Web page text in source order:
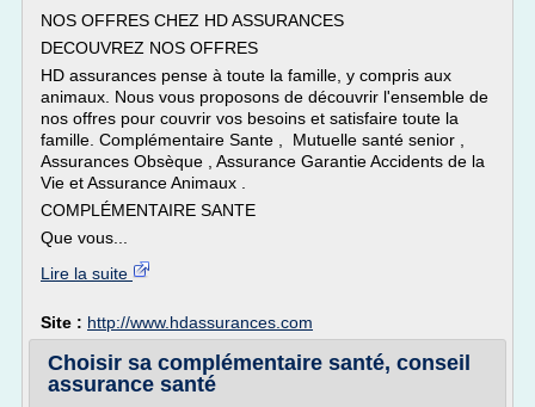
NOS OFFRES CHEZ HD ASSURANCES
DECOUVREZ NOS OFFRES
HD assurances pense à toute la famille, y compris aux
animaux. Nous vous proposons de découvrir l'ensemble de
nos offres pour couvrir vos besoins et satisfaire toute la
famille. Complémentaire Sante , Mutuelle santé senior ,
Assurances Obsèque , Assurance Garantie Accidents de la
Vie et Assurance Animaux .
COMPLÉMENTAIRE SANTE
Que vous...
Lire la suite
Site : http://www.hdassurances.com
Choisir sa complémentaire santé, conseil
assurance santé